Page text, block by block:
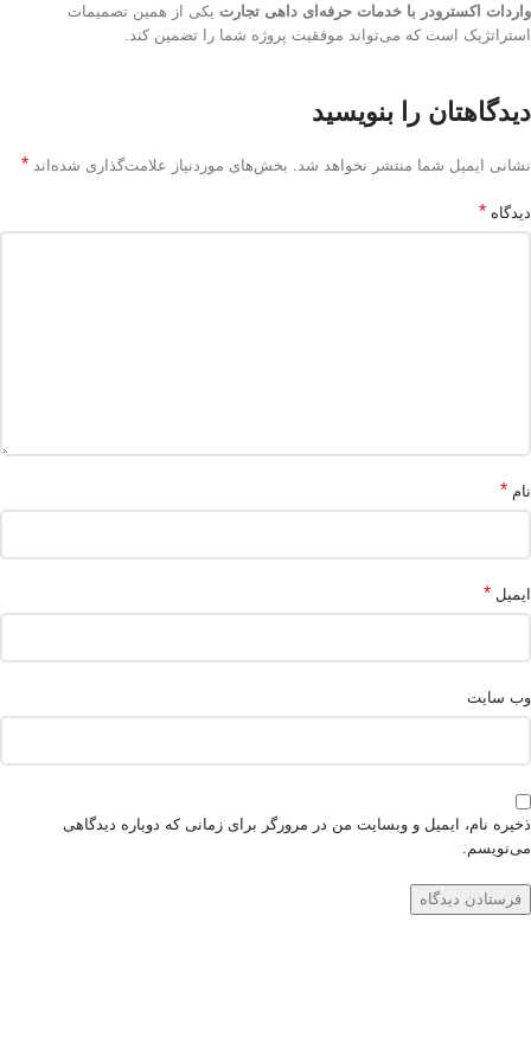
واردات اکسترودر با خدمات حرفه‌ای داهی تجارت یکی از همین تصمیمات
استراتژیک است که می‌تواند موفقیت پروژه شما را تضمین کند.
دیدگاهتان را بنویسید
نشانی ایمیل شما منتشر نخواهد شد. بخش‌های موردنیاز علامت‌گذاری شده‌اند *
دیدگاه *
نام *
ایمیل *
وب‌ سایت
ذخیره نام، ایمیل و وبسایت من در مرورگر برای زمانی که دوباره دیدگاهی
می‌نویسم.